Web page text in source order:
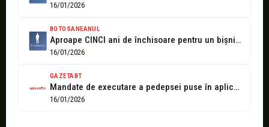
16/01/2026
BOTOSANEANUL
Aproape CINCI ani de închisoare pentru un bișnițar de la Botoșani
16/01/2026
GAZETABT
Mandate de executare a pedepsei puse în aplicare de polițiștii botoșăneni
16/01/2026